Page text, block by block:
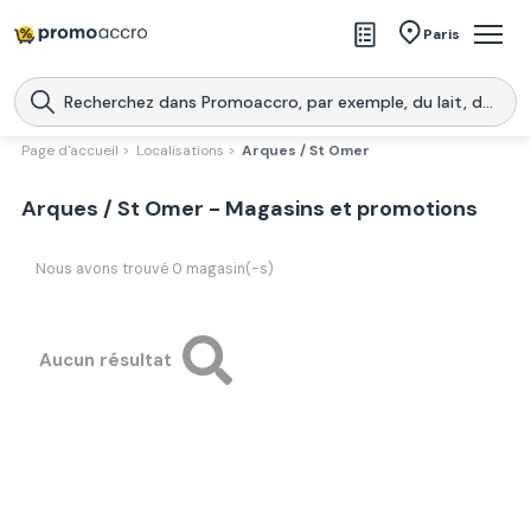
Paris
Magasins
Produits
Télécharge l’application
Promoaccro
l'application
Page d'accueil > Localisations > Arques / St Omer
Arques / St Omer - Magasins et promotions
Nous avons trouvé 0 magasin(-s)
Aucun résultat